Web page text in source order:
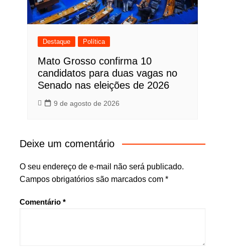
Destaque Política
Mato Grosso confirma 10
candidatos para duas vagas no
Senado nas eleições de 2026
9 de agosto de 2026
Deixe um comentário
O seu endereço de e-mail não será publicado.
Campos obrigatórios são marcados com *
Comentário *